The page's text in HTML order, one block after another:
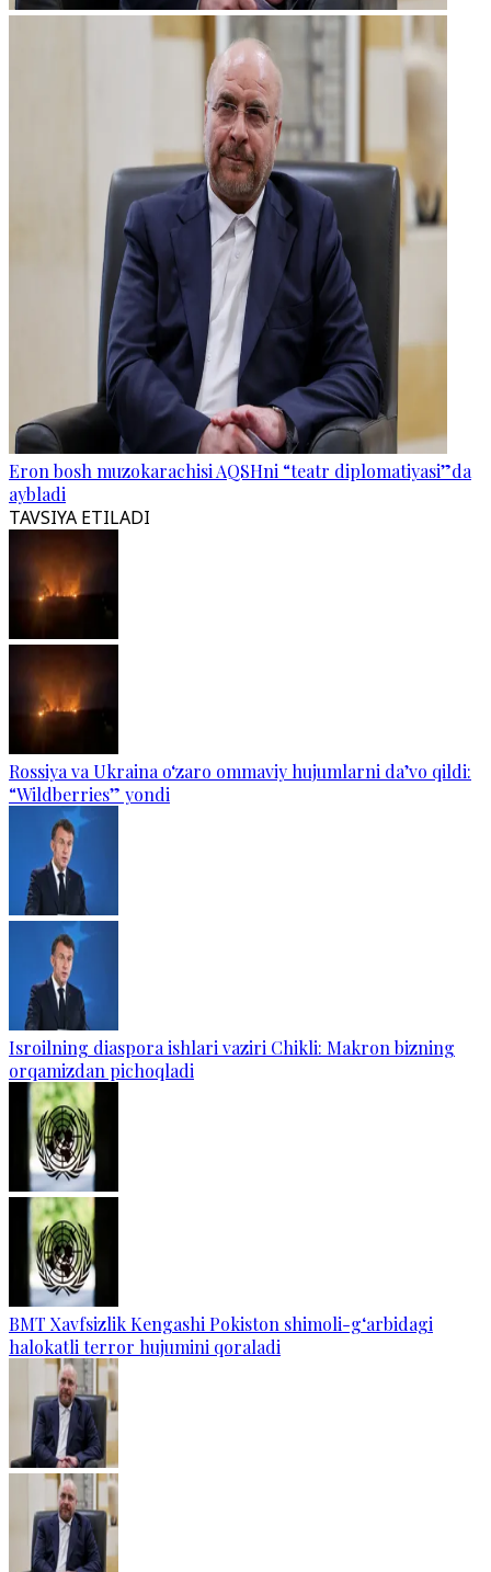
Eron bosh muzokarachisi AQSHni “teatr diplomatiyasi”da
aybladi
TAVSIYA ETILADI
Rossiya va Ukraina o‘zaro ommaviy hujumlarni da’vo qildi:
“Wildberries” yondi
Isroilning diaspora ishlari vaziri Chikli: Makron bizning
orqamizdan pichoqladi
BMT Xavfsizlik Kengashi Pokiston shimoli-g‘arbidagi
halokatli terror hujumini qoraladi